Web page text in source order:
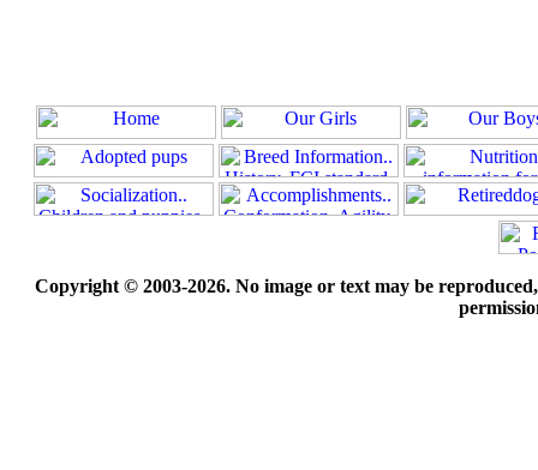
Copyright © 2003-2026. No image or text may be